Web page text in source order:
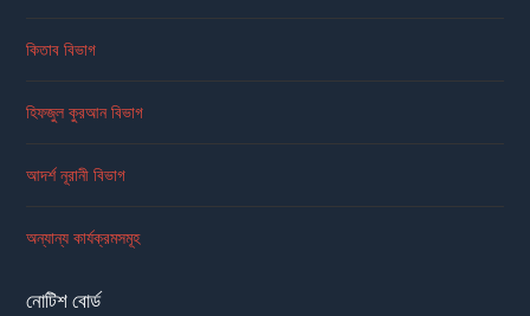
কিতাব বিভাগ
হিফজুল কুরআন বিভাগ
আদর্শ নূরানী বিভাগ
অন্যান্য কার্যক্রমসমূহ
নোটিশ বোর্ড